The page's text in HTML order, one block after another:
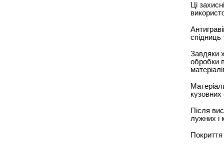
Ці
спідниць
Завдяки
обробки
Після
лужних і